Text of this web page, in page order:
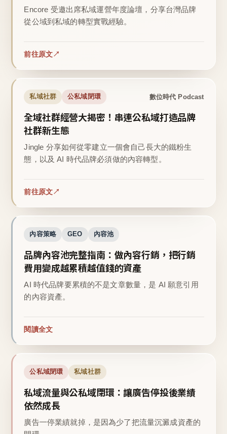
Encore 受邀出席私域運營年度論壇，分享台灣品牌
從公域到私域的轉型實戰經驗。
前往原文
私域社群 公私域閉環 數位時代 Podcast
全域社群經營大揭密！串連公私域打造品牌
社群新生態
Jingle 分享如何從零建立一個會自己長大的鐵粉生
態，以及 AI 時代品牌必須做的內容轉型。
前往原文
內容策略 GEO 內容池
品牌內容池完整指南：做內容行銷，把行銷
費用變成越累積越值錢的資產
AI 時代品牌要累積的不是文章數量，是 AI 願意引用
的內容資產。
閱讀全文
公私域閉環 私域社群
私域流量與公私域閉環：讓廣告停投後業績
依然成長
廣告一停業績就掉，是因為少了把流量沉澱成資產的